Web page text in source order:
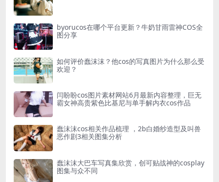
byorucos在哪个平台更新？牛奶甘雨雷神COS全
图分享
如何评价蠢沫沫？他cos的写真图片为什么那么受
欢迎？
闫盼盼cos图片素材网站6月最新内容整理，巨无
霸女神高贵紫色比基尼与单手解内衣cos作品
蠢沫沫cos相关作品梳理 ，2b白婚纱造型及叫兽
恶作剧3相关图集分析
蠢沫沫大巴车写真集欣赏，创可贴战神的cosplay
图集与众不同